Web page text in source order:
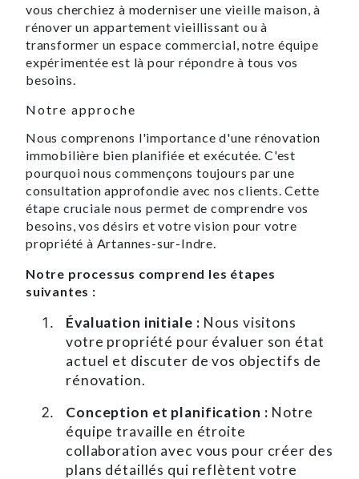
vous cherchiez à moderniser une vieille maison, à
rénover un appartement vieillissant ou à
transformer un espace commercial, notre équipe
expérimentée est là pour répondre à tous vos
besoins.
Notre approche
Nous comprenons l'importance d'une rénovation
immobilière bien planifiée et exécutée. C'est
pourquoi nous commençons toujours par une
consultation approfondie avec nos clients. Cette
étape cruciale nous permet de comprendre vos
besoins, vos désirs et votre vision pour votre
propriété à Artannes-sur-Indre.
Notre processus comprend les étapes
suivantes :
Évaluation initiale : Nous visitons
votre propriété pour évaluer son état
actuel et discuter de vos objectifs de
rénovation.
Conception et planification : Notre
équipe travaille en étroite
collaboration avec vous pour créer des
plans détaillés qui reflètent votre